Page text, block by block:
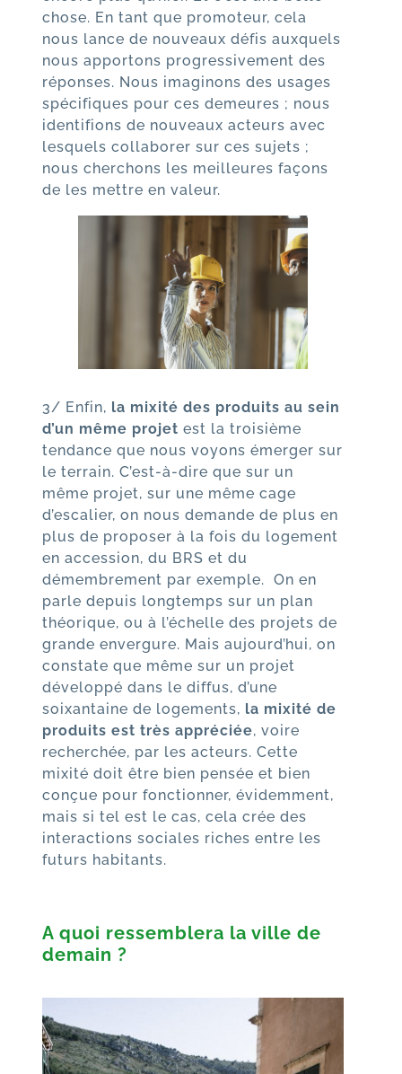
chose. En tant que promoteur, cela
nous lance de nouveaux défis auxquels
nous apportons progressivement des
réponses. Nous imaginons des usages
spécifiques pour ces demeures ; nous
identifions de nouveaux acteurs avec
lesquels collaborer sur ces sujets ;
nous cherchons les meilleures façons
de les mettre en valeur.
3/ Enfin, la mixité des produits au sein
d’un même projet est la troisième
tendance que nous voyons émerger sur
le terrain. C’est-à-dire que sur un
même projet, sur une même cage
d’escalier, on nous demande de plus en
plus de proposer à la fois du logement
en accession, du BRS et du
démembrement par exemple. On en
parle depuis longtemps sur un plan
théorique, ou à l’échelle des projets de
grande envergure. Mais aujourd’hui, on
constate que même sur un projet
développé dans le diffus, d’une
soixantaine de logements, la mixité de
produits est très appréciée, voire
recherchée, par les acteurs. Cette
mixité doit être bien pensée et bien
conçue pour fonctionner, évidemment,
mais si tel est le cas, cela crée des
interactions sociales riches entre les
futurs habitants.
A quoi ressemblera la ville de
demain ?